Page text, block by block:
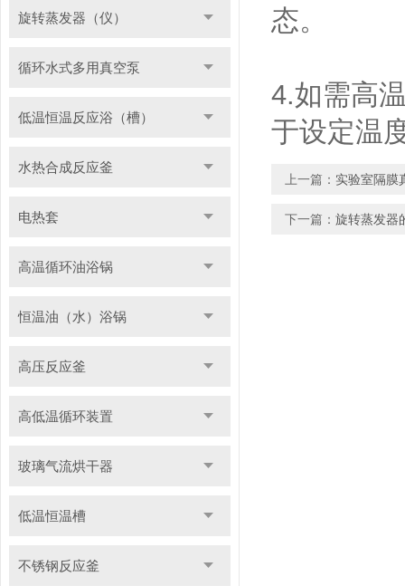
旋转蒸发器（仪）
循环水式多用真空泵
低温恒温反应浴（槽）
水热合成反应釜
电热套
高温循环油浴锅
恒温油（水）浴锅
高压反应釜
高低温循环装置
玻璃气流烘干器
低温恒温槽
不锈钢反应釜
态。
4.如需高
于设定温
上一篇： 实验室隔膜
下一篇： 旋转蒸发器